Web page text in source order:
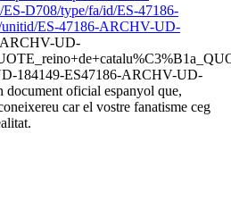
ES-D708/type/fa/id/ES-47186-
ES-47186-ARCHV-UD-
UD-
184149-ES47186-ARCHV-UD-
document oficial espanyol que,
car el vostre fanatisme ceg